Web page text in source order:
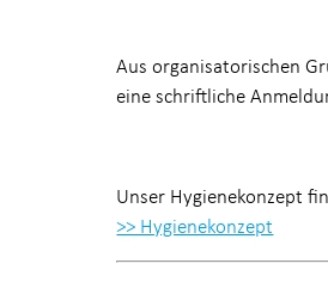
Aus organisatorischen
eine schriftliche
Unser Hygienekonzept
>> Hygienekonzept